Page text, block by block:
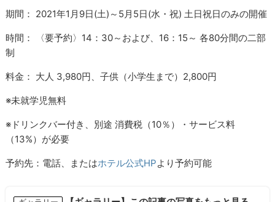
期間： 2021年1月9日(土)～5月5日(水・祝) 土日祝日のみの開催
時間： 〈要予約〉14：30～および、16：15～ 各80分間の二部
制
料金： 大人 3,980円、子供（小学生まで）2,800円
※未就学児無料
※ドリンクバー付き、別途 消費税（10％）・サービス料
（13%）が必要
予約先：電話、またはホテル公式HPより予約可能